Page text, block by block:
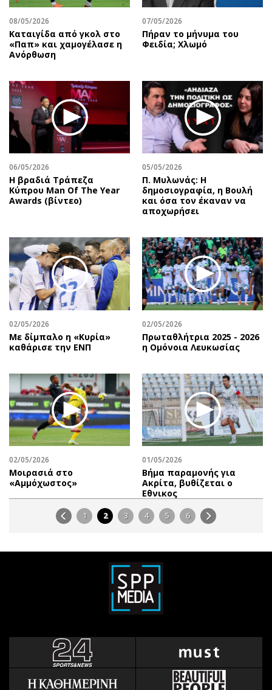
08/05/2026
Καταιγίδα από γκολ στο
«Παπ» και χαμογέλασε η
Ανόρθωση
07/05/2026
Πήραν το μήνυμα του
Φειδία; Χλωμό
06/05/2026
Η βραδιά Τράπεζα
Κύπρου Man Of The Year
Awards (βίντεο)
05/05/2026
Π. Μυλωνάς: Η
δημοσιογραφία, η Βουλή
και όσα τον έκαναν να
αποχωρήσει
02/05/2026
Με δίμπαλο η «Κυρία»
καθάρισε την ΕΝΠ
02/05/2026
Πρωταθλήτρια 2025 - 2026
η Ομόνοια Λευκωσίας
02/05/2026
Μοιρασιά στο
«Αμμόχωστος»
01/05/2026
Βήμα παραμονής για
Ακρίτα, βυθίζεται ο
Εθνικος
1 2 3 4 5 6